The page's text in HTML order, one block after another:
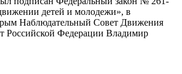
детей и молодежи», в
Наблюдательный Совет Движения
Российской Федерации Владимир